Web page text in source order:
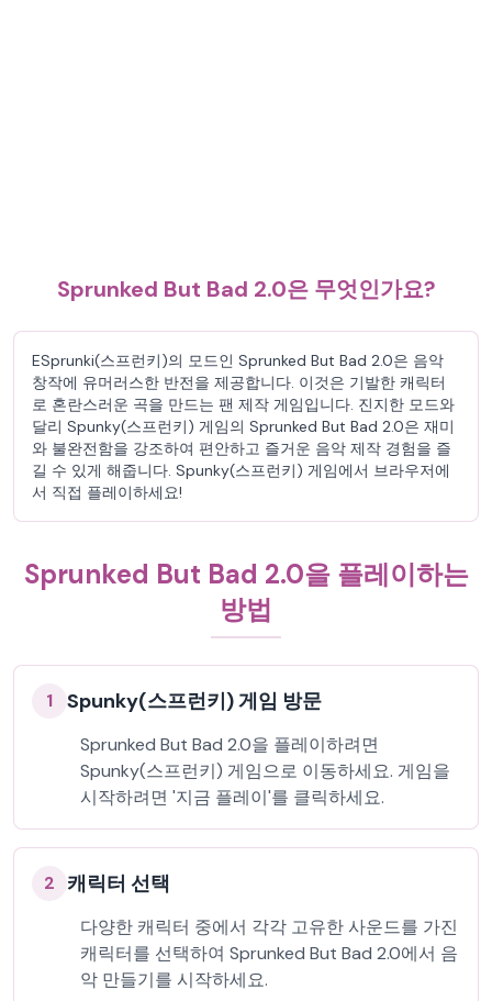
Sprunked But Bad 2.0은 무엇인가요?
ESprunki(스프런키)의 모드인 Sprunked But Bad 2.0은 음악
창작에 유머러스한 반전을 제공합니다. 이것은 기발한 캐릭터
로 혼란스러운 곡을 만드는 팬 제작 게임입니다. 진지한 모드와
달리 Spunky(스프런키) 게임의 Sprunked But Bad 2.0은 재미
와 불완전함을 강조하여 편안하고 즐거운 음악 제작 경험을 즐
길 수 있게 해줍니다. Spunky(스프런키) 게임에서 브라우저에
서 직접 플레이하세요!
Sprunked But Bad 2.0을 플레이하는
방법
1 Spunky(스프런키) 게임 방문
Sprunked But Bad 2.0을 플레이하려면
Spunky(스프런키) 게임으로 이동하세요. 게임을
시작하려면 '지금 플레이'를 클릭하세요.
2 캐릭터 선택
다양한 캐릭터 중에서 각각 고유한 사운드를 가진
캐릭터를 선택하여 Sprunked But Bad 2.0에서 음
악 만들기를 시작하세요.